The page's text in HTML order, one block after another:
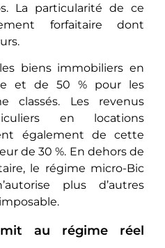
La particularité de ce
forfaitaire dont
biens immobiliers en
et de 50 % pour les
classés. Les revenus
en locations
également de cette
de 30 %. En dehors de
le régime micro-Bic
plus d’autres
au régime réel